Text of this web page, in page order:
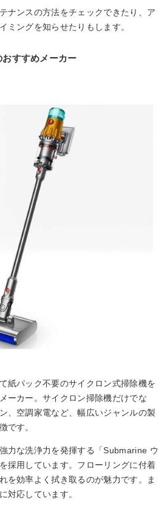
ナンスの方法をチェックできたり、ア
ミングを知らせたりもします。
すすめメーカー
紙パック不要のサイクロン式掃除機を
ーカー。サイクロン掃除機だけでな
、空調家電など、幅広いジャンルの製
です。
力な洗浄力を発揮する「Submarine ウ
採用しています。フローリングに付着
を効率よく拭き取るのが魅力です。ま
対応しています。